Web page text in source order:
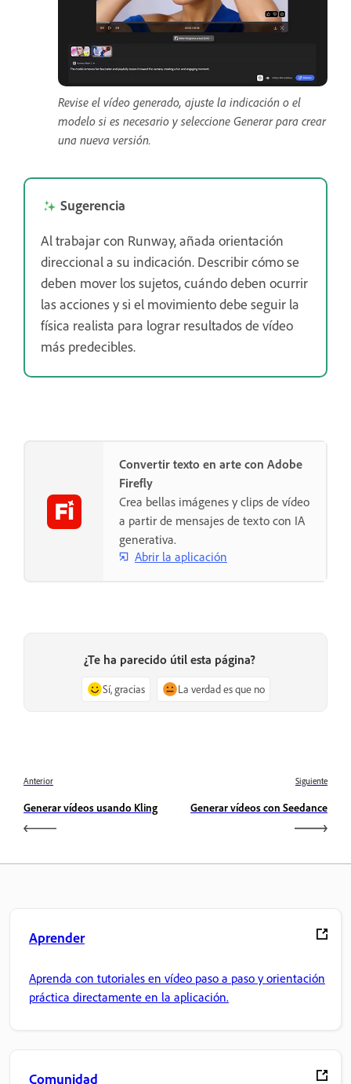
Revise el vídeo generado, ajuste la indicación o el
modelo si es necesario y seleccione Generar para crear
una nueva versión.
Sugerencia
Al trabajar con Runway, añada orientación
direccional a su indicación. Describir cómo se
deben mover los sujetos, cuándo deben ocurrir
las acciones y si el movimiento debe seguir la
física realista para lograr resultados de vídeo
más predecibles.
Convertir texto en arte con Adobe
Firefly
Crea bellas imágenes y clips de vídeo
a partir de mensajes de texto con IA
generativa.
Abrir la aplicación
¿Te ha parecido útil esta página?
Sí, gracias La verdad es que no
Anterior
Generar vídeos usando Kling
Siguiente
Generar vídeos con Seedance
Aprender
Aprenda con tutoriales en vídeo paso a paso y orientación
práctica directamente en la aplicación.
Comunidad